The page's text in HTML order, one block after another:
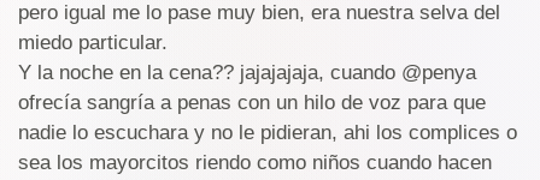
pero igual me lo pase muy bien, era nuestra selva del
miedo particular.
Y la noche en la cena?? jajajajaja, cuando @penya
ofrecía sangría a penas con un hilo de voz para que
nadie lo escuchara y no le pidieran, ahi los complices o
sea los mayorcitos riendo como niños cuando hacen